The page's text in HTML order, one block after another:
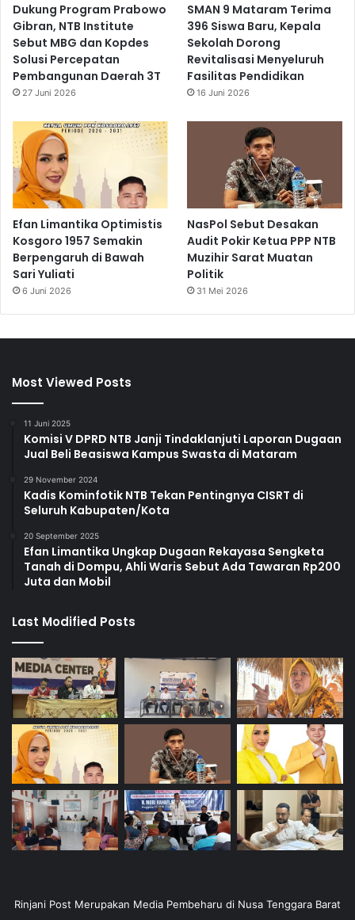
Dukung Program Prabowo
Gibran, NTB Institute
Sebut MBG dan Kopdes
Solusi Percepatan
Pembangunan Daerah 3T
27 Juni 2026
SMAN 9 Mataram Terima
396 Siswa Baru, Kepala
Sekolah Dorong
Revitalisasi Menyeluruh
Fasilitas Pendidikan
16 Juni 2026
Efan Limantika Optimistis
Kosgoro 1957 Semakin
Berpengaruh di Bawah
Sari Yuliati
6 Juni 2026
NasPol Sebut Desakan
Audit Pokir Ketua PPP NTB
Muzihir Sarat Muatan
Politik
31 Mei 2026
Most Viewed Posts
11 Juni 2025
Komisi V DPRD NTB Janji Tindaklanjuti Laporan Dugaan
Jual Beli Beasiswa Kampus Swasta di Mataram
29 November 2024
Kadis Kominfotik NTB Tekan Pentingnya CISRT di
Seluruh Kabupaten/Kota
20 September 2025
Efan Limantika Ungkap Dugaan Rekayasa Sengketa
Tanah di Dompu, Ahli Waris Sebut Ada Tawaran Rp200
Juta dan Mobil
Last Modified Posts
Rinjani Post Merupakan Media Pembeharu di Nusa Tenggara Barat